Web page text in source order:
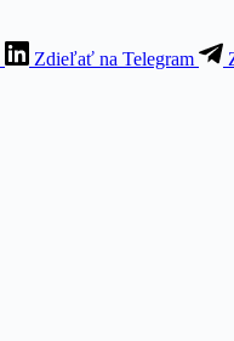
Zdieľať na Telegram